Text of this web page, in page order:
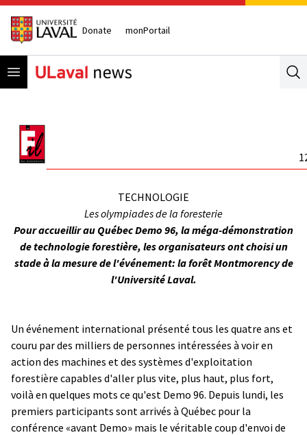
Donate monPortail
Open menu
TECHNOLOGIE
Les olympiades de la foresterie
Pour accueillir au Québec Demo 96, la méga-démonstration
de technologie forestière, les organisateurs ont choisi un
stade à la mesure de l'événement: la forêt Montmorency de
l'Université Laval.
Un événement international présenté tous les quatre ans et
couru par des milliers de personnes intéressées à voir en
action des machines et des systèmes d'exploitation
forestière capables d'aller plus vite, plus haut, plus fort,
voilà en quelques mots ce qu'est Demo 96. Depuis lundi, les
premiers participants sont arrivés à Québec pour la
conférence «avant Demo» mais le véritable coup d'envoi de